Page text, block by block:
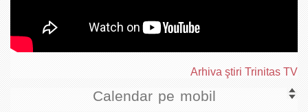
Arhiva ştiri Trinitas TV
Calendar pe mobil